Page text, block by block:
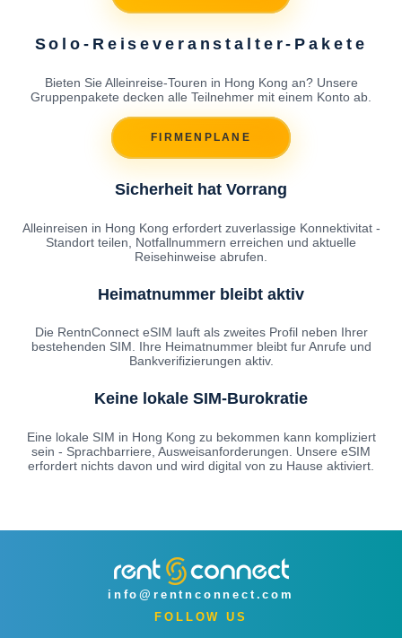
Solo-Reiseveranstalter-Pakete
Bieten Sie Alleinreise-Touren in Hong Kong an? Unsere
Gruppenpakete decken alle Teilnehmer mit einem Konto ab.
FIRMENPLANE
Sicherheit hat Vorrang
Alleinreisen in Hong Kong erfordert zuverlassige Konnektivitat -
Standort teilen, Notfallnummern erreichen und aktuelle
Reisehinweise abrufen.
Heimatnummer bleibt aktiv
Die RentnConnect eSIM lauft als zweites Profil neben Ihrer
bestehenden SIM. Ihre Heimatnummer bleibt fur Anrufe und
Bankverifizierungen aktiv.
Keine lokale SIM-Burokratie
Eine lokale SIM in Hong Kong zu bekommen kann kompliziert
sein - Sprachbarriere, Ausweisanforderungen. Unsere eSIM
erfordert nichts davon und wird digital von zu Hause aktiviert.
info@rentnconnect.com
FOLLOW US